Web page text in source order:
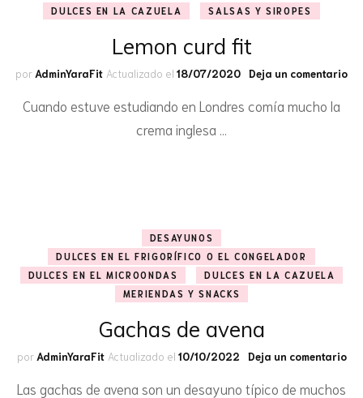
DULCES EN LA CAZUELA SALSAS Y SIROPES
Lemon curd fit
por AdminYaraFit Actualizado el 18/07/2020 Deja un comentarioen
Cuando estuve estudiando en Londres comía mucho la
crema inglesa …
DESAYUNOS
DULCES EN EL FRIGORÍFICO O EL CONGELADOR
DULCES EN EL MICROONDAS
DULCES EN LA CAZUELA
MERIENDAS Y SNACKS
Gachas de avena
por AdminYaraFit Actualizado el 10/10/2022 Deja un comentarioen
Las gachas de avena son un desayuno típico de muchos